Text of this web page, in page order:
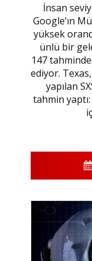
İnsan
Google’ın
yüksek
ünlü bir
147
ediyor.
yapılan
tahmin